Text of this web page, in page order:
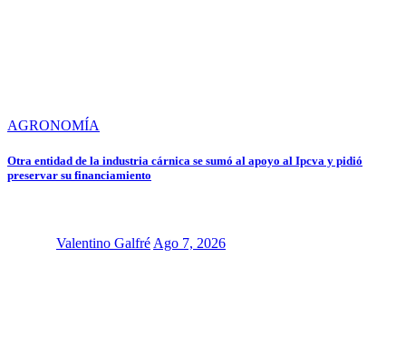
AGRONOMÍA
Otra entidad de la industria cárnica se sumó al apoyo al Ipcva y pidió
preservar su financiamiento
Valentino GalfréAgo 7, 2026